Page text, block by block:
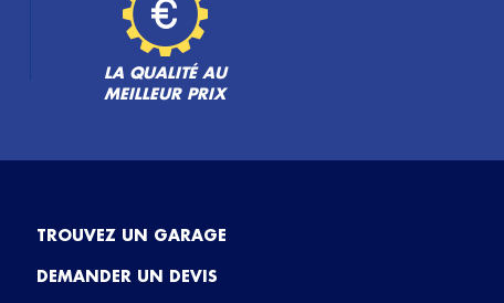
LA QUALITÉ AU
MEILLEUR PRIX
TROUVEZ UN GARAGE
DEMANDER UN DEVIS